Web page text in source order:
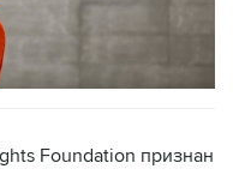
Foundation признан